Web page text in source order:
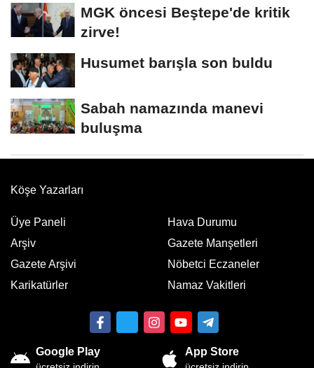
MGK öncesi Beştepe'de kritik
zirve!
Husumet barışla son buldu
Sabah namazında manevi
buluşma
Köşe Yazarları
Üye Paneli
Arşiv
Gazete Arşivi
Karikatürler
Hava Durumu
Gazete Manşetleri
Nöbetci Eczaneler
Namaz Vakitleri
Google Play App Store